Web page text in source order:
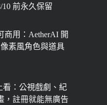
10 前永久保留
商用：AetherAI 開
素風角色與道具
看：公視戲劇、紀
，註冊就能無廣告